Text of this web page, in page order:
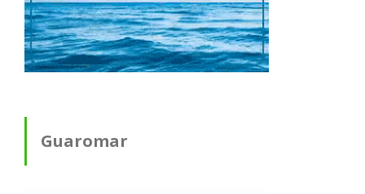
Guaromar